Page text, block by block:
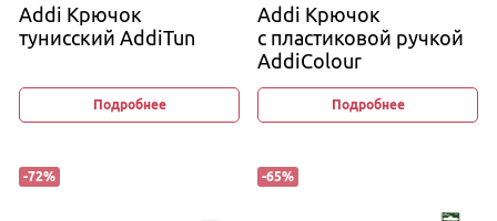
Addi Крючок
тунисский AddiTun
Подробнее
Addi Крючок
с пластиковой ручкой
AddiColour
Подробнее
-72% -65%